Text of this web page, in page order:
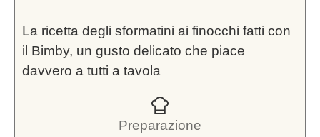
La ricetta degli sformatini ai finocchi fatti con
il Bimby, un gusto delicato che piace
davvero a tutti a tavola
Preparazione